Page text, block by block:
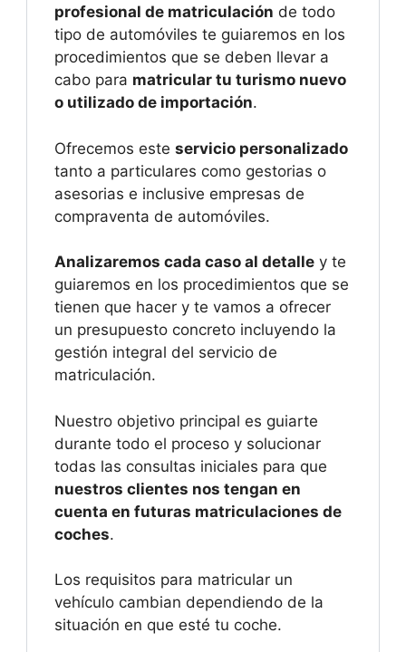
profesional de matriculación de todo
tipo de automóviles te guiaremos en los
procedimientos que se deben llevar a
cabo para matricular tu turismo nuevo
o utilizado de importación.
Ofrecemos este servicio personalizado
tanto a particulares como gestorias o
asesorias e inclusive empresas de
compraventa de automóviles.
Analizaremos cada caso al detalle y te
guiaremos en los procedimientos que se
tienen que hacer y te vamos a ofrecer
un presupuesto concreto incluyendo la
gestión integral del servicio de
matriculación.
Nuestro objetivo principal es guiarte
durante todo el proceso y solucionar
todas las consultas iniciales para que
nuestros clientes nos tengan en
cuenta en futuras matriculaciones de
coches.
Los requisitos para matricular un
vehículo cambian dependiendo de la
situación en que esté tu coche.